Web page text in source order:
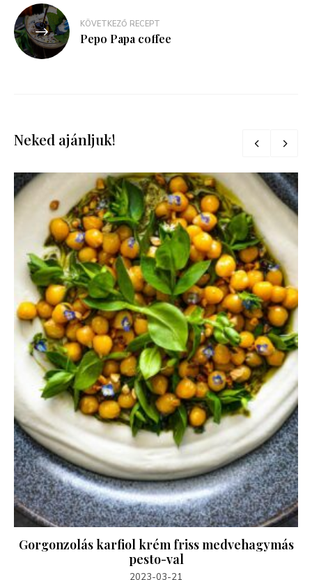
KÖVETKEZŐ RECEPT
Pepo Papa coffee
Neked ajánljuk!
Gorgonzolás karfiol krém friss medvehagymás
pesto-val
2023-03-21